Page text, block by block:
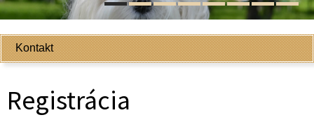
Kontakt
Registrácia